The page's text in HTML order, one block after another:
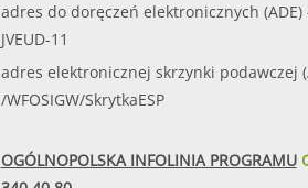
adres do doręczeń elektronicznych (ADE)
JVEUD-11
adres elektronicznej skrzynki podawczej
/WFOSIGW/SkrytkaESP
OGÓLNOPOLSKA INFOLINIA PROGRAMU